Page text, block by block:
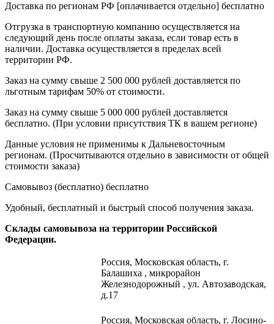
Доставка по регионам РФ [оплачивается отдельно] бесплатно
Отгрузка в транспортную компанию осуществляется на
следующий день после оплаты заказа, если товар есть в
наличии. Доставка осуществляется в пределах всей
территории РФ.
Заказ на сумму свыше 2 500 000 рублей доставляется по
льготным тарифам 50% от стоимости.
Заказ на сумму свыше 5 000 000 рублей доставляется
бесплатно. (При условии присутствия ТК в вашем регионе)
Данные условия не применимы к Дальневосточным
регионам. (Просчитываются отдельно в зависимости от общей
стоимости заказа)
Самовывоз (бесплатно) бесплатно
Удобный, бесплатный и быстрый способ получения заказа.
Склады самовывоза на территории Российской
Федерации.
Россия, Московская область, г.
Балашиха , микрорайон
Железнодорожный , ул. Автозаводская,
д.17
Россия, Московская область, г. Лосино-